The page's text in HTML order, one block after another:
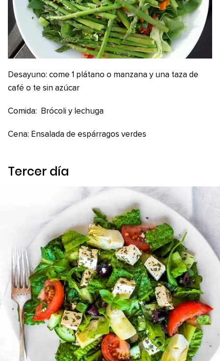
Desayuno: come 1 plátano o manzana y una taza de
café o te sin azúcar
Comida: Brócoli y lechuga
Cena: Ensalada de espárragos verdes
Tercer día